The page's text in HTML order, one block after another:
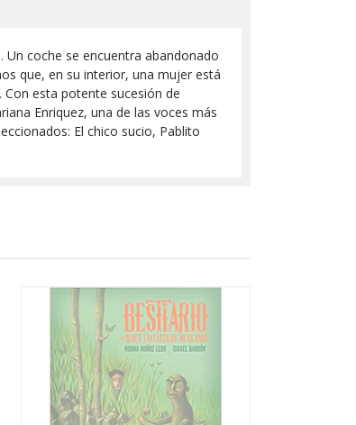
coche se encuentra abandonado
que, en su interior, una mujer está
esta potente sucesión de
Enriquez, una de las voces más
El chico sucio, Pablito